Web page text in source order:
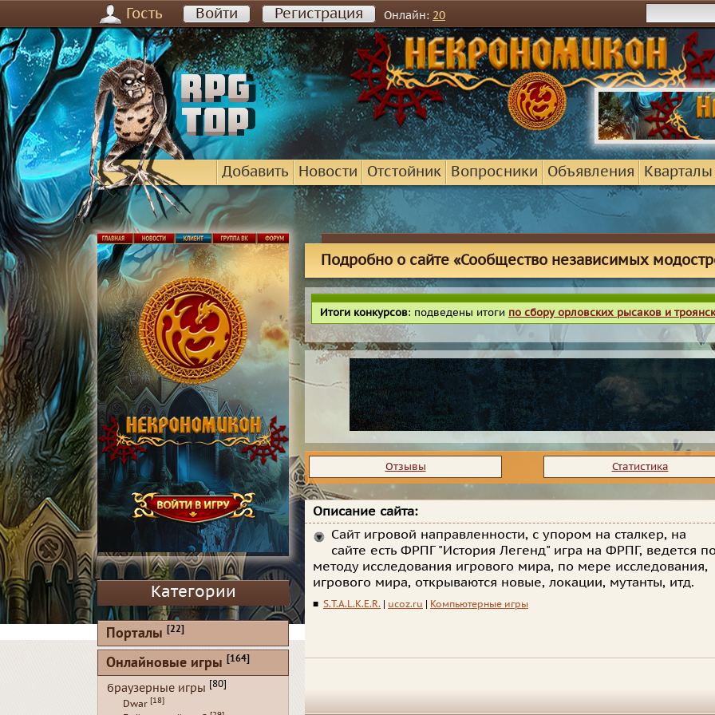
Гость Войти Регистрация Онлайн: 20
Добавить Новости Отстойник Вопросники Объявления Кварталы
Подробно о сайте «Сообщество независимых
Итоги конкурсов: подведены итоги по сбору орловских рысаков и
Отзывы Статистика
Описание сайта:
Сайт игровой направленности, с упором на сталкер, на
сайте есть ФРПГ "История Легенд" игра на ФРПГ, ведется
методу исследования игрового мира, по мере исследования,
игрового мира, открываются новые, локации, мутанты, итд.
■ S.T.A.L.K.E.R. ucoz.ru Компьютерные игры
Категории
Порталы [22]
Онлайновые игры [164]
браузерные игры [80]
Dwar [18]